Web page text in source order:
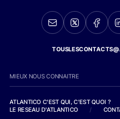
MIEUX NOUS CONNAITRE
ATLANTICO C'EST QUI, C'EST QUOI ?
LE RESEAU D'ATLANTICO
/